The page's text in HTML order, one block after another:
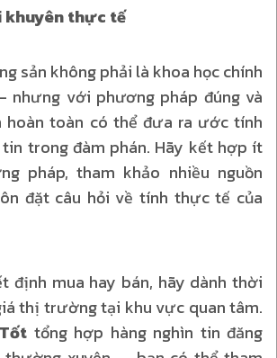
khuyên thực tế
sản không phải là khoa học chính
nhưng với phương pháp đúng và
hoàn toàn có thể đưa ra ước tính
trong đàm phán. Hãy kết hợp ít
pháp, tham khảo nhiều nguồn
đặt câu hỏi về tính thực tế của
định mua hay bán, hãy dành thời
thị trường tại khu vực quan tâm.
tổng hợp hàng nghìn tin đăng